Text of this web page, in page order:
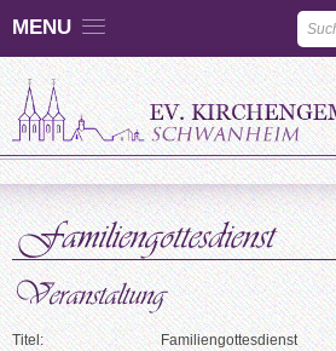
MENU
Titel: Familiengottesdienst